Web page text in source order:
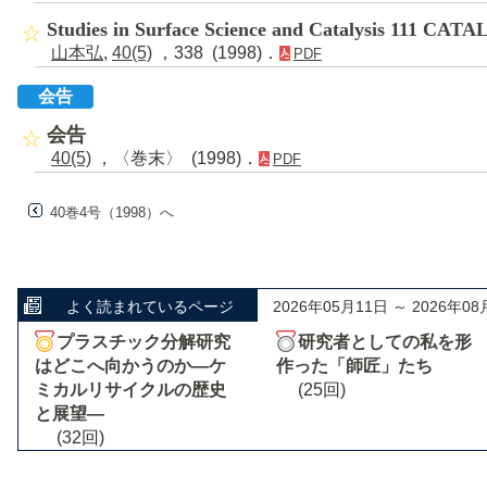
Studies in Surface Science and Catalysis 111
山本弘, 40(5) ，338 (1998)． PDF
会告
会告
40(5) ，〈巻末〉 (1998)． PDF
40巻4号（1998）へ
よく読まれているページ 2026年05月11日 ～ 2026年08
プラスチック分解研究
はどこへ向かうのか―ケ
ミカルリサイクルの歴史
と展望―
(32回)
研究者としての私を形
作った「師匠」たち
(25回)